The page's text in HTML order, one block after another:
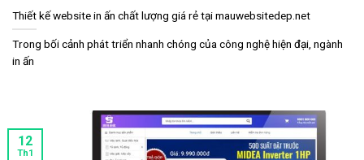
Thiết kế website in ấn chất lượng giá rẻ tại mauwebsitedep.net
Trong bối cảnh phát triển nhanh chóng của công nghệ hiện đại, ngành
in ấn
12
Th1